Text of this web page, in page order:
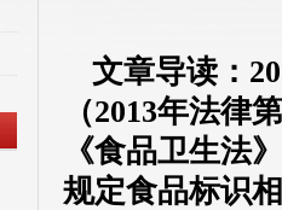
文章导读：
（2013年法律第
《食品卫生法
规定食品标识